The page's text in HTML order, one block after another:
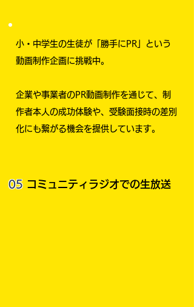
小・中学生の生徒が「勝手にPR」という
動画制作企画に挑戦中。
企業や事業者のPR動画制作を通じて、制
作者本人の成功体験や、受験面接時の差別
化にも繋がる機会を提供しています。
05 コミュニティラジオでの生放送